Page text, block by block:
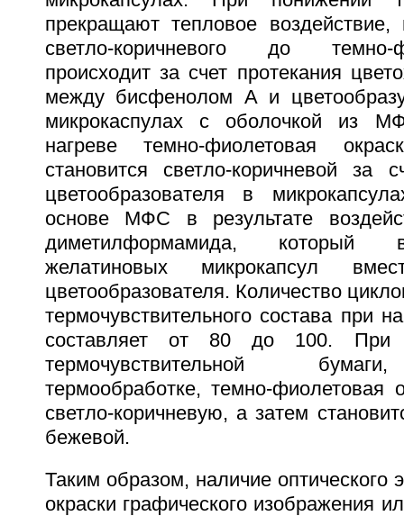
прекращают тепловое воздействие,
светло-коричневого до темно-
происходит за счет протекания
между бисфенолом А и
микрокаспулах с оболочкой из
нагреве темно-фиолетовая
становится светло-коричневой за
цветообразователя в
основе МФС в результате
диметилформамида, который
желатиновых микрокапсул
цветообразователя. Количество
термочувствительного состава при
составляет от 80 до 100. При
термочувствительной
термообработке, темно-фиолетовая
светло-коричневую, а затем
бежевой.
Таким образом, наличие оптического
окраски графического изображения